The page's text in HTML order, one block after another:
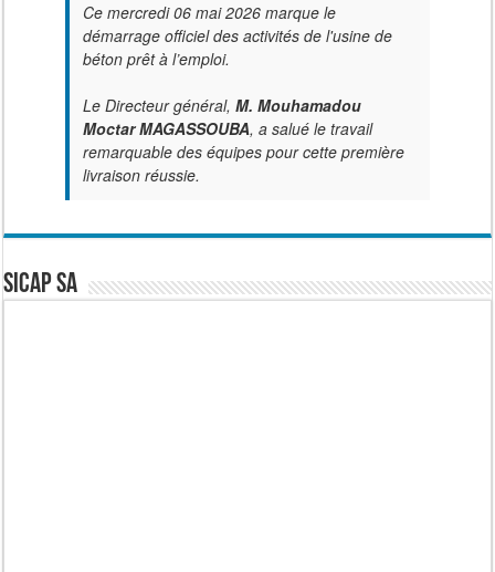
Ce mercredi 06 mai 2026 marque le
démarrage officiel des activités de l'usine de
béton prêt à l’emploi.
Le Directeur général, M. Mouhamadou
Moctar MAGASSOUBA, a salué le travail
remarquable des équipes pour cette première
livraison réussie.
SICAP SA